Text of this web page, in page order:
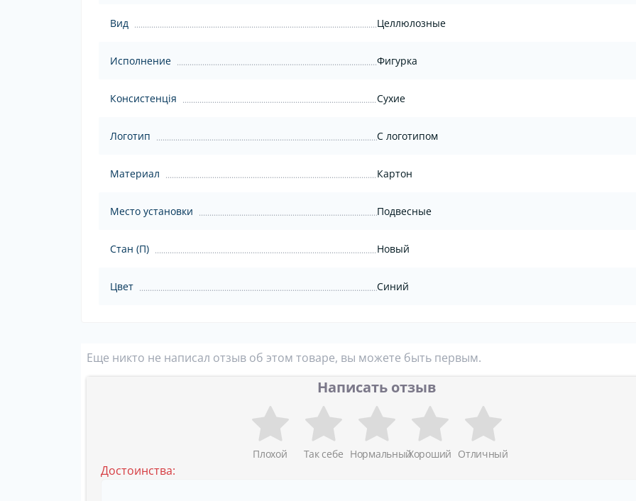
Вид Целлюлозные
Исполнение Фигурка
Консистенція Сухие
Логотип С логотипом
Материал Картон
Место установки Подвесные
Стан (П) Новый
Цвет Синий
Еще никто не написал отзыв об этом товаре, вы можете быть первым.
Написать отзыв
Плохой Так себе НормальныйХороший Отличный
Достоинства: